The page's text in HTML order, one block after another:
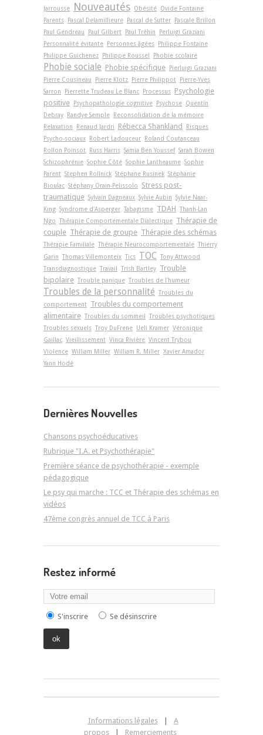
Jarrousse
Nouveautés Obésité Ovide Fontaine
Parents
Pascal Delamillieure Pascal de Sutter
Pascale Brillon
Paul Gendreau
Paul Gilbert Paul Tréhin
Perluigi Graziani
Personnalité évitante
Personnes âgées
Philippe Fontaine
Philippe Guichenez
Philippe Roussel Phobie scolaire
Phobie sociale Phobie spécifique
Pierluigi Graziani
Pierre Cousineau
Pierre Klotz Pierre Philippot
Pierre-Yves
Sarron
Pierrette Trudeau Le Blanc Processus Psychologie
positive
Psychopathologie cognitive Psychose Quentin
Debray
Randye Semple
Reconsolidation de la mémoire
Relaxation
Renaud Jardri Rébecca Shankland
Risques
Psycho-sociaux
Robert Ladouceur
Roland Coutanceau
Rollon Poinsot
Russ Harris Samia Ben Youssef Sarah Bowen
Schizophrénie Sophie Côté Sophie Lantheaume Sophie
Parent Stephen Rollnick Stéphane Rusinek Stéphanie
Bioulac Stéphany Orain-Pelissolo
Stress post-
traumatique Sylvain Dagneaux Sylvie Aubin Sylvie Naar-
King Syndrome d'Asperger Tabagisme TDAH Thanh-Lan
Ngo Thérapie Comportementale Dialectique Thérapie de
couple Thérapie de groupe Thérapie des schémas
Thérapie Familiale Thérapie Neurocomportementale Thierry
Garin Thomas Villemonteix Tics TOC Tony Attwood
Transdiagnostique Travail Trish Bartley Trouble
bipolaire Trouble panique Troubles de l'humeur
Troubles de la personnalité Troubles du
comportement Troubles du comportement
alimentaire Troubles du sommeil
Troubles psychotiques
Troubles sexuels Troy DuFrene Ueli Kramer Véronique
Gaillac Vieillissement Vinca Rivière Vincent Trybou
Violence William Miller William R. Miller Xavier Amador
Yann Hodé
Dernières Nouvelles
Chansons psychoéducatives
Rubrique "I.A. et Psychothérapie"
Première séance de psychothérapie - exemple
pédagogique
Le psy qui marche : TCC et Thérapie des schémas en
vidéos
47ème congrès annuel de TCC à Paris
Restez informé
S'inscrire Se désinscrire
Informations légales
A
propos
Remerciements